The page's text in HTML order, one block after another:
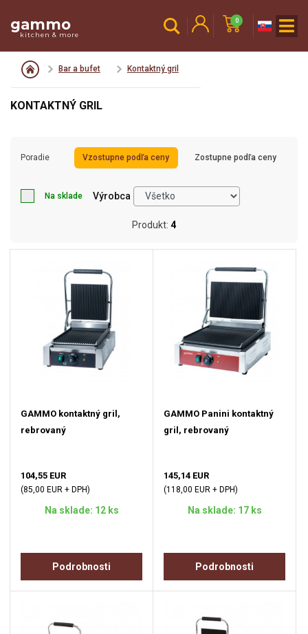
gammo
kitchen & more
0
Bar a bufet Kontaktný gril
KONTAKTNÝ GRIL
Poradie Vzostupne podľa ceny Zostupne podľa ceny
Na sklade Výrobca
Produkt: 4
GAMMO kontaktný gril,
rebrovaný
104,55 EUR
(85,00 EUR + DPH)
Na sklade: 12 ks
Podrobnosti
GAMMO Panini kontaktný
gril, rebrovaný
145,14 EUR
(118,00 EUR + DPH)
Na sklade: 17 ks
Podrobnosti